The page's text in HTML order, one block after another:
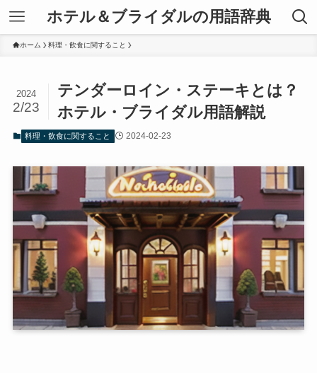
ホテル＆ブライダルの用語辞典
ホーム 料理・飲食に関すること
テンダーロイン・ステーキとは？
ホテル・ブライダル用語解説
2024
2/23
料理・飲食に関すること 2024-02-23